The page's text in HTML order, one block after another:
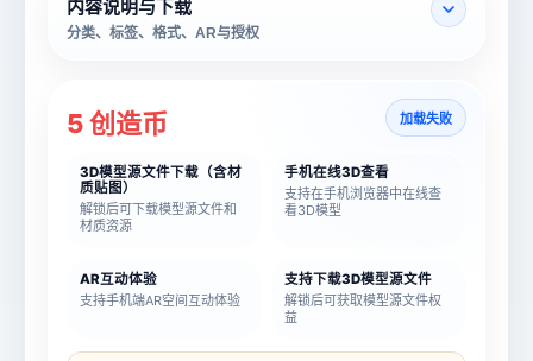
内容说明与下载
分类、标签、格式、AR与授权
5 创造币 加载失败
3D模型源文件下载（含材
质贴图）
解锁后可下载模型源文件和
材质资源
手机在线3D查看
支持在手机浏览器中在线查
看3D模型
AR互动体验
支持手机端AR空间互动体验
支持下载3D模型源文件
解锁后可获取模型源文件权
益